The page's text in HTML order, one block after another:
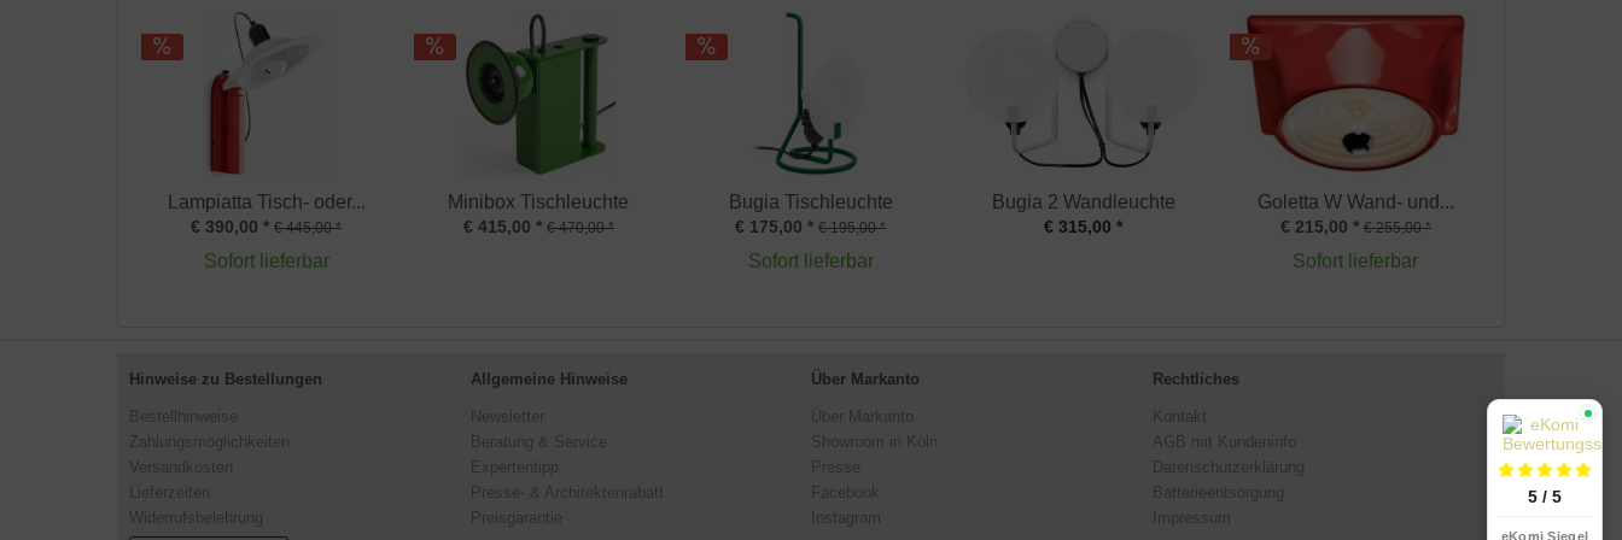
Lampiatta Tisch- oder...
€ 390,00 * € 445,00 *
Sofort lieferbar
Minibox Tischleuchte
€ 415,00 * € 470,00 *
Bugia Tischleuchte
€ 175,00 * € 195,00 *
Sofort lieferbar
Bugia 2 Wandleuchte
€ 315,00 *
Goletta W Wand- und...
€ 215,00 * € 255,00 *
Sofort lieferbar
Hinweise zu Bestellungen
Bestellhinweise
Zahlungsmöglichkeiten
Versandkosten
Lieferzeiten
Widerrufsbelehrung
Allgemeine Hinweise
Newsletter
Beratung & Service
Expertentipp
Presse- & Architektenrabatt
Preisgarantie
Über Markanto
Über Markanto
Showroom in Köln
Presse
Facebook
Instagram
Rechtliches
Kontakt
AGB mit Kundeninfo
Datenschutzerklärung
Batterieentsorgung
Impressum
5 / 5
eKomi Siegel